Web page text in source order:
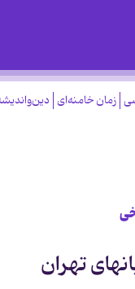
زمان خامنه‌ای
تهران